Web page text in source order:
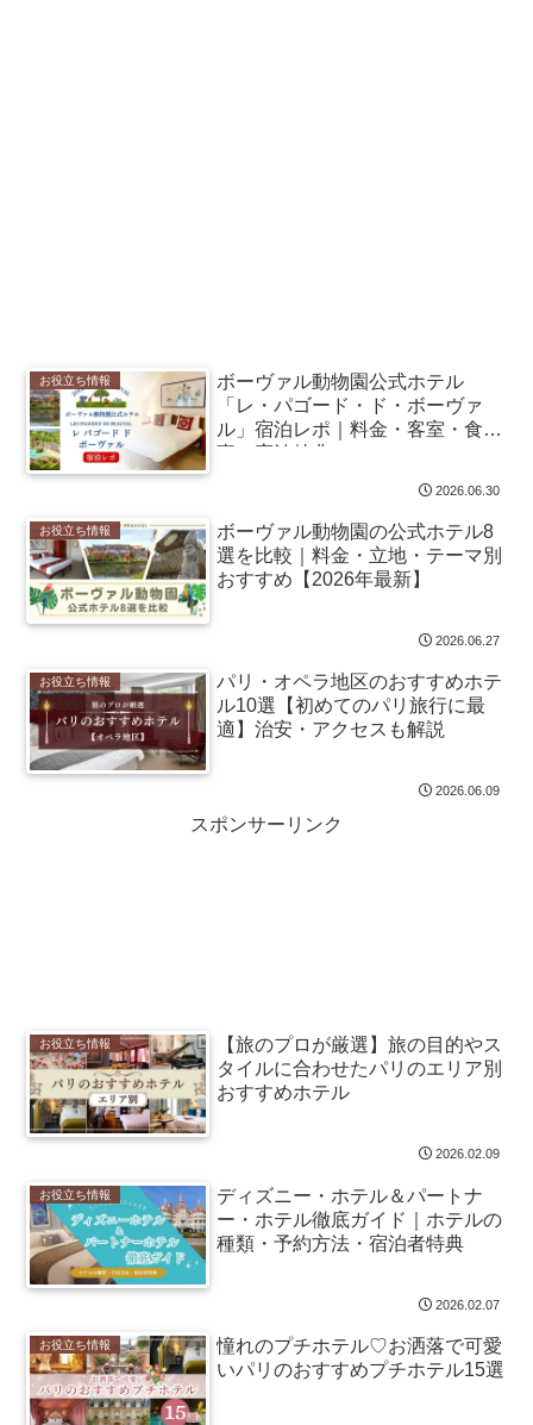
お役立ち情報
ボーヴァル動物園公式ホテル
「レ・パゴード・ド・ボーヴァ
ル」宿泊レポ｜料金・客室・食
事・宿泊特典
2026.06.30
お役立ち情報
ボーヴァル動物園の公式ホテル8
選を比較｜料金・立地・テーマ別
おすすめ【2026年最新】
2026.06.27
お役立ち情報
パリ・オペラ地区のおすすめホテ
ル10選【初めてのパリ旅行に最
適】治安・アクセスも解説
2026.06.09
スポンサーリンク
お役立ち情報
【旅のプロが厳選】旅の目的やス
タイルに合わせたパリのエリア別
おすすめホテル
2026.02.09
お役立ち情報
ディズニー・ホテル＆パートナ
ー・ホテル徹底ガイド｜ホテルの
種類・予約方法・宿泊者特典
2026.02.07
お役立ち情報
憧れのプチホテル♡お洒落で可愛
いパリのおすすめプチホテル15選